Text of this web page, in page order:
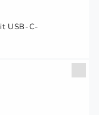
USB-C-